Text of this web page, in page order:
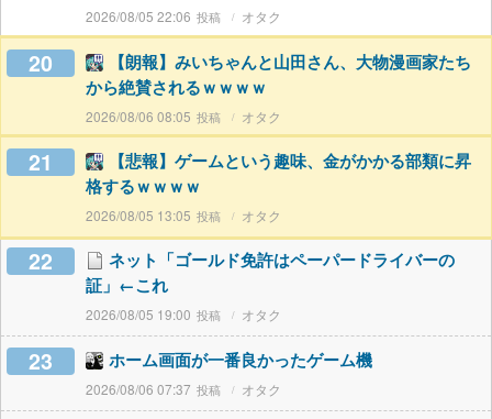
2026/08/05 22:06 オタク
20
【朗報】みいちゃんと山田さん、大物漫画家たち
から絶賛されるｗｗｗｗ
2026/08/06 08:05 オタク
21
【悲報】ゲームという趣味、金がかかる部類に昇
格するｗｗｗｗ
2026/08/05 13:05 オタク
22
ネット「ゴールド免許はペーパードライバーの
証」←これ
2026/08/05 19:00 オタク
23 ホーム画面が一番良かったゲーム機
2026/08/06 07:37 オタク